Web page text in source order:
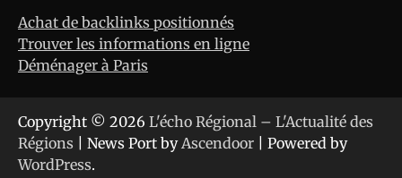
Achat de backlinks positionnés
Trouver les informations en ligne
Déménager à Paris
Copyright © 2026 L'écho Régional – L'Actualité des
Régions | News Port byAscendoor | Powered by
WordPress.